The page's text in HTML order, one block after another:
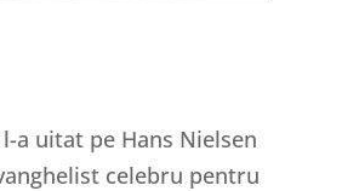
a uitat pe Hans Nielsen
celebru pentru